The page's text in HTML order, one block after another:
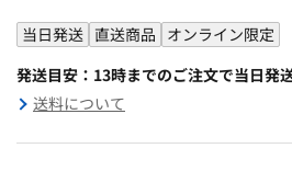
当日発送 直送商品 オンライン限定
発送目安：13時までのご注文で当日発
送料について